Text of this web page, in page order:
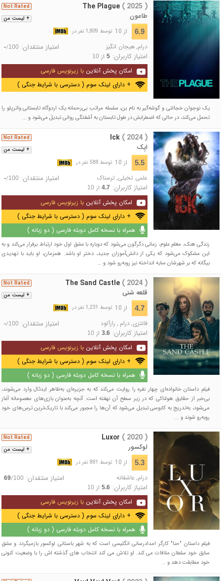
+ لیست من
Not Rated The Plague ( 2025 )
طاعون
6.9 از 10 توسط 1,809 نفر در
درام,هیجان انگیز امتیاز منتقدان: -/100
امتیاز کاربران: 5از 10
امکان پخش آنلاین با زیرنویس فارسی
+ دارای لینک سوم ( دسترسی با شرایط جنگی )
یک نوجوان خجالتی و گوشه‌گیر به نام بن، سلسله مراتب بی‌رحمانه‌ یک اردوگاه تابستانی واترپلو را
تحمل می‌کند، در حالی که اضطرابش در طول تابستان به آشفتگی روانی تبدیل می‌شود و ...
+ لیست من
Not Rated Ick ( 2024 )
ایِک
5.5 از 10 توسط 588 نفر در
علمی تخیلی, ترسناک امتیاز منتقدان: -/100
امتیاز کاربران: 4.7از 10
امکان پخش آنلاین با زیرنویس فارسی
+ دارای لینک سوم ( دسترسی با شرایط جنگی )
همراه با نسخه کامل دوبله فارسی ( دو زبانه )
زندگی هنک، معلم علوم، زمانی دگرگون می‌شود که دوباره با عشق اول خود ارتباط برقرار می‌کند و به
این مشکوک می‌شود که یکی از دانش‌آموزان جدید، دختر او باشد. همزمان، او باید با تهدیدی
بیگانه که بر شهرشان سایه انداخته نیز روبه‌رو شود و ...
+ لیست من
Not Rated The Sand Castle ( 2024 )
قلعه شنی
4.7 از 10 توسط 1,231 نفر در
فانتزی, درام , رازآلود امتیاز منتقدان: -/100
امتیاز کاربران: 3.6از 10
امکان پخش آنلاین با زیرنویس فارسی
+ دارای لینک سوم ( دسترسی با شرایط جنگی )
همراه با نسخه کامل دوبله فارسی ( دو زبانه )
فیلم داستان خانواده‌ای چهار نفره را روایت می‌کند که به جزیره‌ای به‌ظاهر ایدئال وارد می‌شوند،
بی‌خبر از حقایق هولناکی که در زیر سطح آن نهفته است. آنچه به‌عنوان بازی‌های معصومانه آغاز
می‌شود، به‌تدریج به کابوسی تبدیل می‌شود که آن‌ها را مجبور می‌کند با تاریک‌ترین ترس‌های خود
روبه‌رو شوند و ...
+ لیست من
Not Rated Luxor ( 2020 )
لوکسور
5.3 از 10 توسط 881 نفر در
درام,عاشقانه امتیاز منتقدان: 69/100
امتیاز کاربران: 5.6از 10
امکان پخش آنلاین با زیرنویس فارسی
+ دارای لینک سوم ( دسترسی با شرایط جنگی )
همراه با نسخه کامل دوبله فارسی ( دو زبانه )
فیلم داستان "حنا" کارگر امدادرسانی انگلیسی است که به شهر باستانی لوکسور بازمیگردد و عشق
سابق خود سلطان ملاقات می کند. او تلاش می کند انتخاب های گذشته اش را با وضعیت کنونی
خود مطابقت دهد و ...